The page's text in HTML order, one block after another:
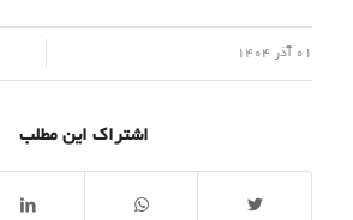
01 آذر 1404
اشتراک این مطلب